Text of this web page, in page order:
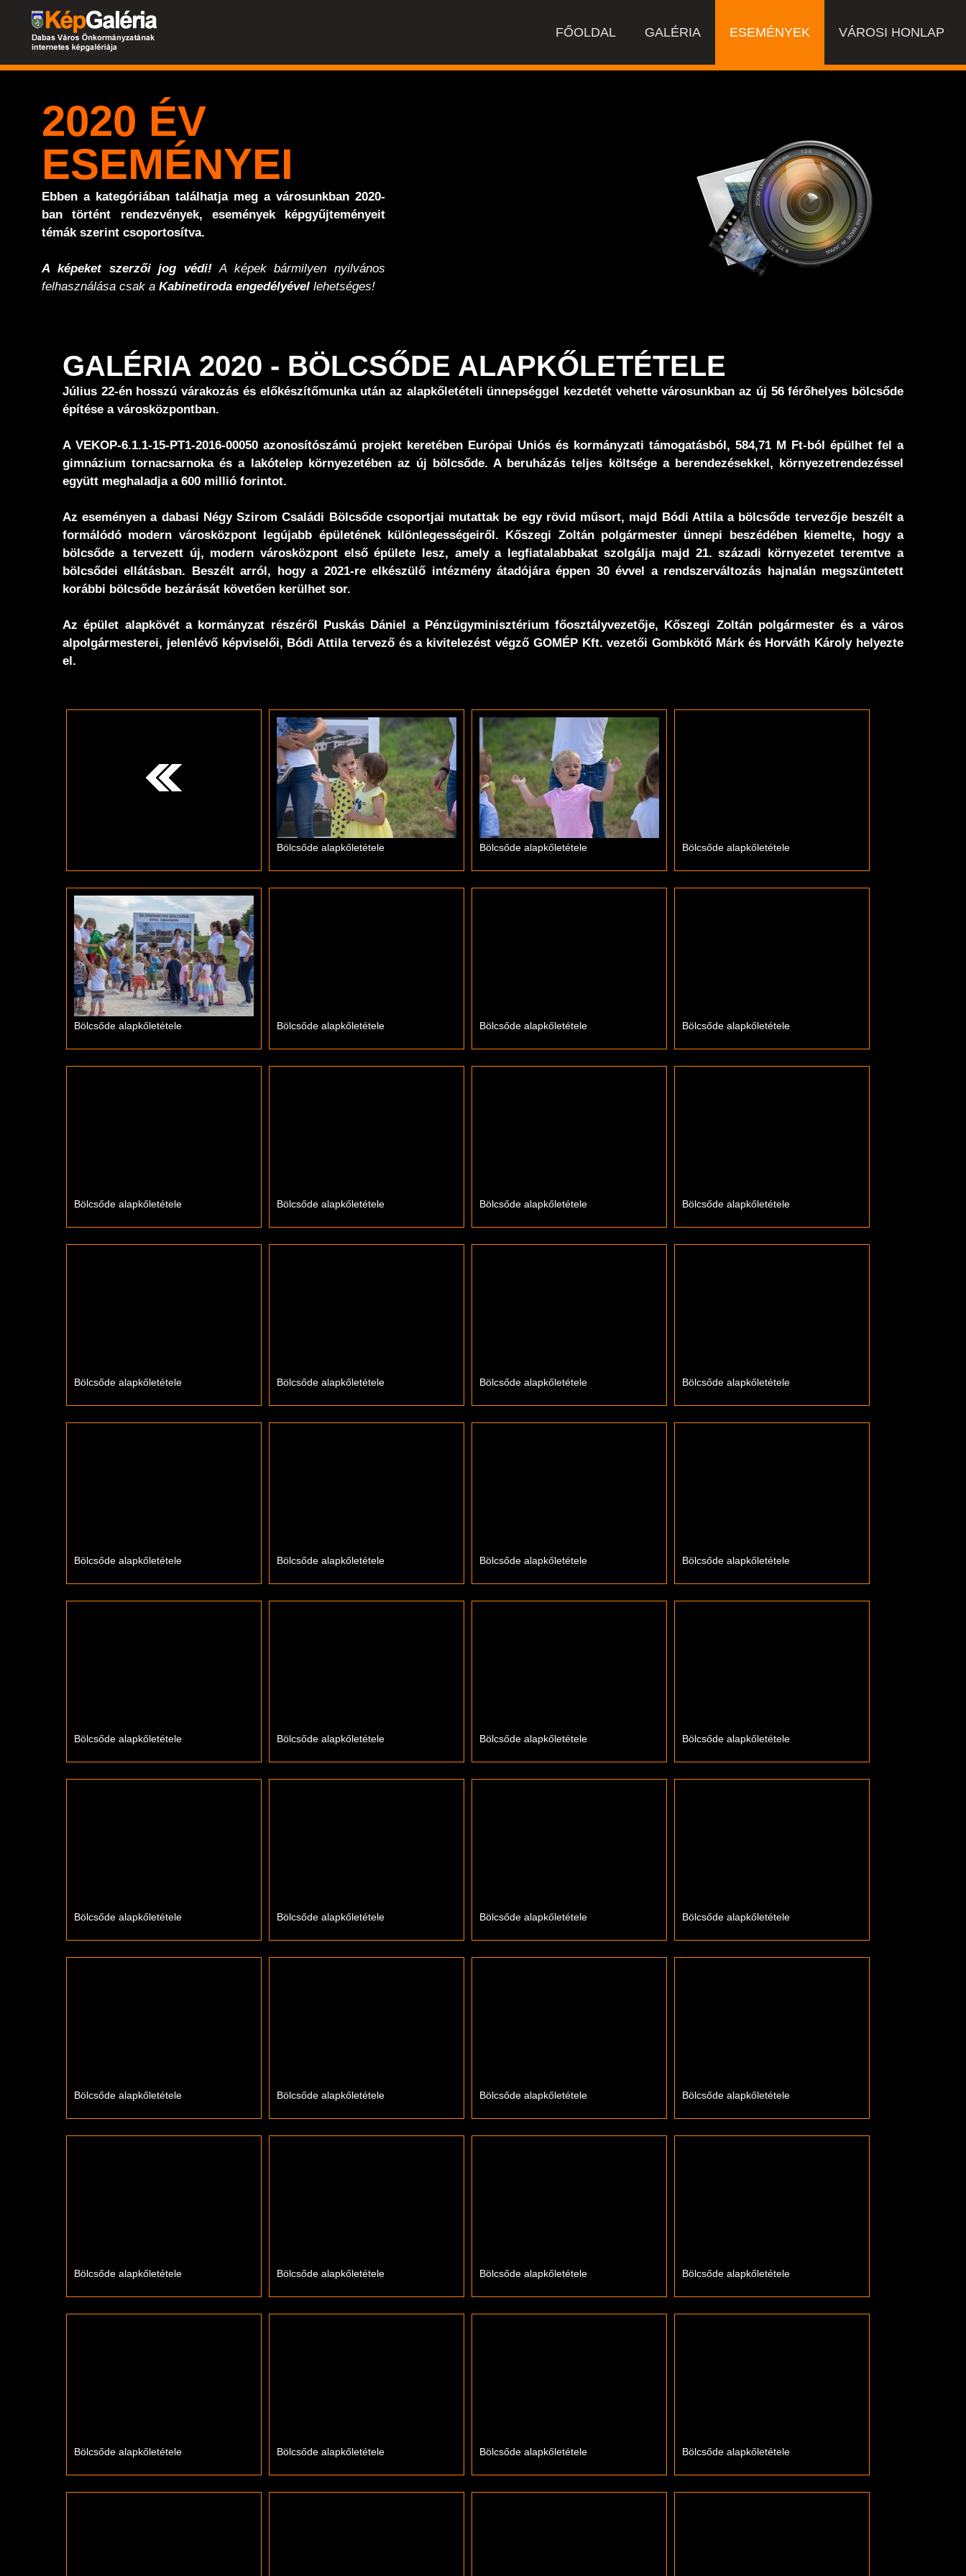
FŐOLDAL GALÉRIA ESEMÉNYEK VÁROSI HONLAP
2020 ÉV
ESEMÉNYEI
Ebben a kategóriában találhatja meg a városunkban 2020-
ban történt rendezvények, események képgyűjteményeit
témák szerint csoportosítva.
A képeket szerzői jog védi! A képek bármilyen nyilvános
felhasználása csak a Kabinetiroda engedélyével lehetséges!
GALÉRIA 2020 - BÖLCSŐDE ALAPKŐLETÉTELE
Július 22-én hosszú várakozás és előkészítőmunka után az alapkőletételi ünnepséggel kezdetét vehette városunkban az új 56 férőhelyes bölcsőde
építése a városközpontban.
A VEKOP-6.1.1-15-PT1-2016-00050 azonosítószámú projekt keretében Európai Uniós és kormányzati támogatásból, 584,71 M Ft-ból épülhet fel a
gimnázium tornacsarnoka és a lakótelep környezetében az új bölcsőde. A beruházás teljes költsége a berendezésekkel, környezetrendezéssel
együtt meghaladja a 600 millió forintot.
Az eseményen a dabasi Négy Szirom Családi Bölcsőde csoportjai mutattak be egy rövid műsort, majd Bódi Attila a bölcsőde tervezője beszélt a
formálódó modern városközpont legújabb épületének különlegességeiről. Kőszegi Zoltán polgármester ünnepi beszédében kiemelte, hogy a
bölcsőde a tervezett új, modern városközpont első épülete lesz, amely a legfiatalabbakat szolgálja majd 21. századi környezetet teremtve a
bölcsődei ellátásban. Beszélt arról, hogy a 2021-re elkészülő intézmény átadójára éppen 30 évvel a rendszerváltozás hajnalán megszüntetett
korábbi bölcsőde bezárását követően kerülhet sor.
Az épület alapkövét a kormányzat részéről Puskás Dániel a Pénzügyminisztérium főosztályvezetője, Kőszegi Zoltán polgármester és a város
alpolgármesterei, jelenlévő képviselői, Bódi Attila tervező és a kivitelezést végző GOMÉP Kft. vezetői Gombkötő Márk és Horváth Károly helyezte
el.
Bölcsőde alapkőletétele Bölcsőde alapkőletétele Bölcsőde alapkőletétele
Bölcsőde alapkőletétele Bölcsőde alapkőletétele Bölcsőde alapkőletétele Bölcsőde alapkőletétele
Bölcsőde alapkőletétele Bölcsőde alapkőletétele Bölcsőde alapkőletétele Bölcsőde alapkőletétele
Bölcsőde alapkőletétele Bölcsőde alapkőletétele Bölcsőde alapkőletétele Bölcsőde alapkőletétele
Bölcsőde alapkőletétele Bölcsőde alapkőletétele Bölcsőde alapkőletétele Bölcsőde alapkőletétele
Bölcsőde alapkőletétele Bölcsőde alapkőletétele Bölcsőde alapkőletétele Bölcsőde alapkőletétele
Bölcsőde alapkőletétele Bölcsőde alapkőletétele Bölcsőde alapkőletétele Bölcsőde alapkőletétele
Bölcsőde alapkőletétele Bölcsőde alapkőletétele Bölcsőde alapkőletétele Bölcsőde alapkőletétele
Bölcsőde alapkőletétele Bölcsőde alapkőletétele Bölcsőde alapkőletétele Bölcsőde alapkőletétele
Bölcsőde alapkőletétele Bölcsőde alapkőletétele Bölcsőde alapkőletétele Bölcsőde alapkőletétele